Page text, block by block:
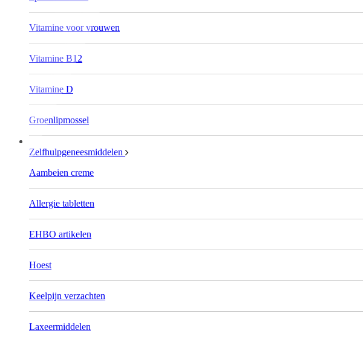
Vitamine voor vrouwen
Vitamine B12
Vitamine D
Groenlipmossel
Zelfhulpgeneesmiddelen
Aambeien creme
Allergie tabletten
EHBO artikelen
Hoest
Keelpijn verzachten
Laxeermiddelen